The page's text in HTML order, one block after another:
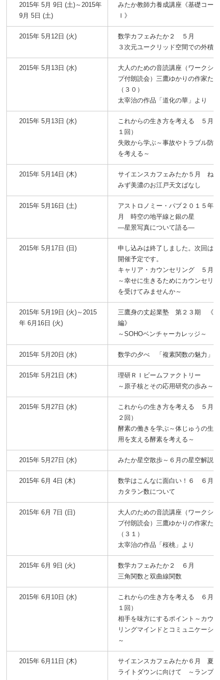
2015年 5月 9日 (土)～2015年
9月 5日 (土)
みたか教師力養成講座《基礎コー
Ｉ》
2015年 5月12日 (火)
数学カフェみたか２ ５月
３次元ユークリッド空間での外積
2015年 5月13日 (水)
大人のための音読講座（ワークシ
プ付朗読会）三鷹ゆかりの作家たち
（３０）
太宰治の作品「道化の華」より
2015年 5月13日 (水)
これからの生き方を考える ５月
１回）
失敗から学ぶ～事故やトラブル防
を考える～
2015年 5月14日 (木)
サイエンスカフェみたか５月 ね
みず美濃のお江戸天文ばなし
2015年 5月16日 (土)
アストロノミー・パブ２０１５年５
月 時空の地平線と銀の星
―星景写真について語る―
2015年 5月17日 (日)
申し込みは終了しました。次回は7
開催予定です。
キャリア・カウンセリング ５月
～幸せに生きるためにカウンセリ
を受けてみませんか～
2015年 5月19日 (火)～2015
年 6月16日 (火)
三鷹身の丈起業塾 第２３期 《
編》
～SOHOベンチャーカレッジ～
2015年 5月20日 (水) 数学の夕べ 「複素関数の魅力」
2015年 5月21日 (木)
理研ＲＩビームファクトリー
～原子核とその応用研究の歩み～
2015年 5月27日 (水)
これからの生き方を考える ５月
２回）
酵素の働きを学ぶ～体じゅうの生
用を支える酵素を考える～
2015年 5月27日 (水) みたか星空散歩～６月の星空解説～
2015年 6月 4日 (木)
数学はこんなに面白い！６ ６月
カタラン数について
2015年 6月 7日 (日)
大人のための音読講座（ワークシ
プ付朗読会）三鷹ゆかりの作家たち
（３１）
太宰治の作品「桜桃」より
2015年 6月 9日 (火)
数学カフェみたか２ ６月
三角関数と双曲線関数
2015年 6月10日 (水)
これからの生き方を考える ６月
１回）
相手を味方にするポイント～カウ
リングマインドとコミュニケーシ
～
2015年 6月11日 (木)
サイエンスカフェみたか６月 夏
ライトダウンに向けて ～ランプ